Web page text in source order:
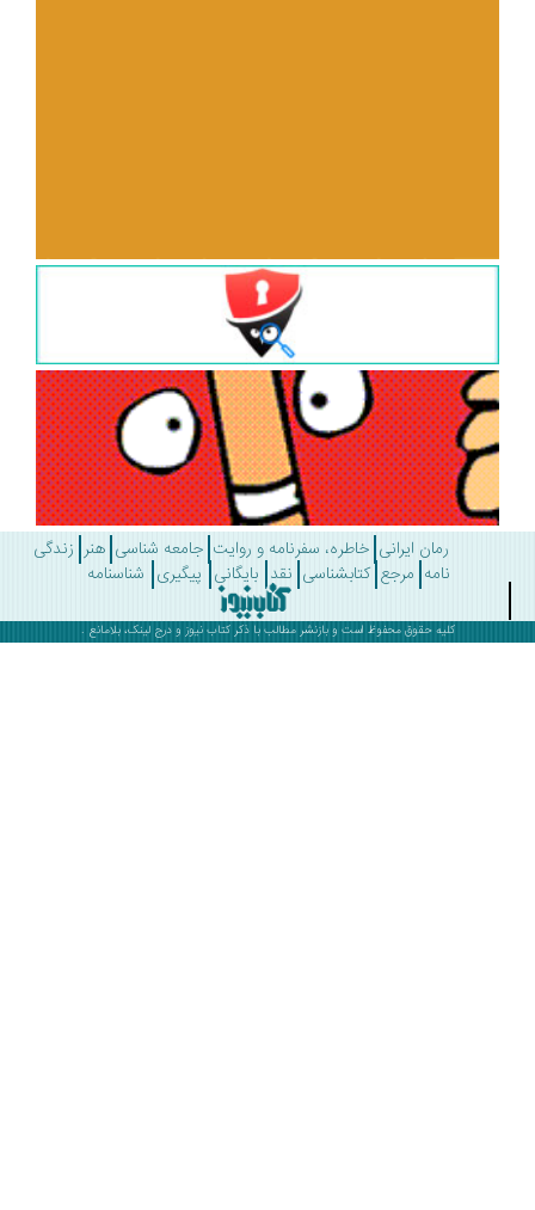
رمان ایرانی خاطره، سفرنامه و روایت جامعه شناسی هنر زندگی
مرجع کتابشناسی نقد بایگانی پیگیری شناسنامه
کلیه حقوق محفوظ است و بازنشر مطالب با ذکرکتاب نیوز و درج لینک، بلامانع .